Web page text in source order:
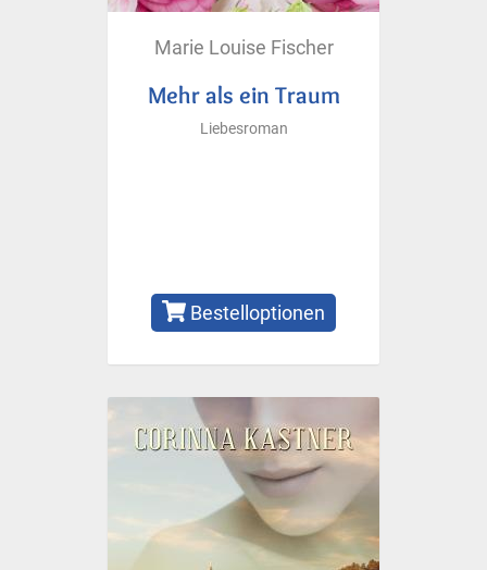
Marie Louise Fischer
Mehr als ein Traum
Liebesroman
Bestelloptionen